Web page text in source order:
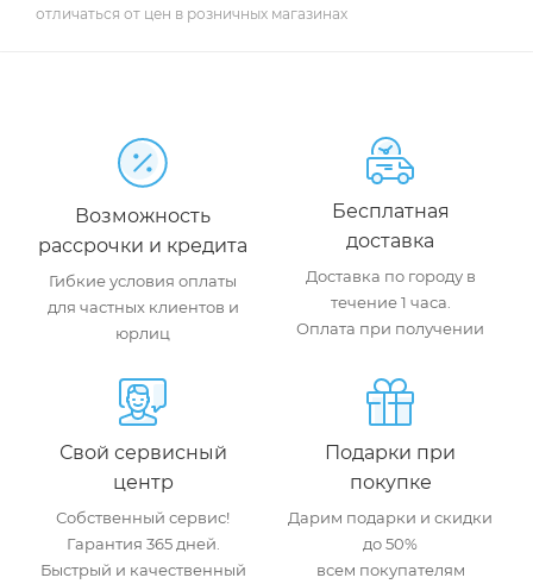
отличаться от цен в розничных магазинах
Возможность
рассрочки и кредита
Гибкие условия оплаты
для частных клиентов и
юрлиц
Бесплатная
доставка
Доставка по городу в
течение 1 часа.
Оплата при получении
Свой сервисный
центр
Собственный сервис!
Гарантия 365 дней.
Быстрый и качественный
Подарки при
покупке
Дарим подарки и скидки
до 50%
всем покупателям